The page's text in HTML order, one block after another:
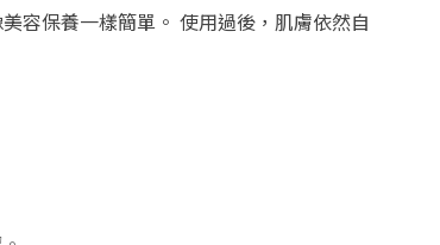
容保養一樣簡單。 使用過後，肌膚依然自